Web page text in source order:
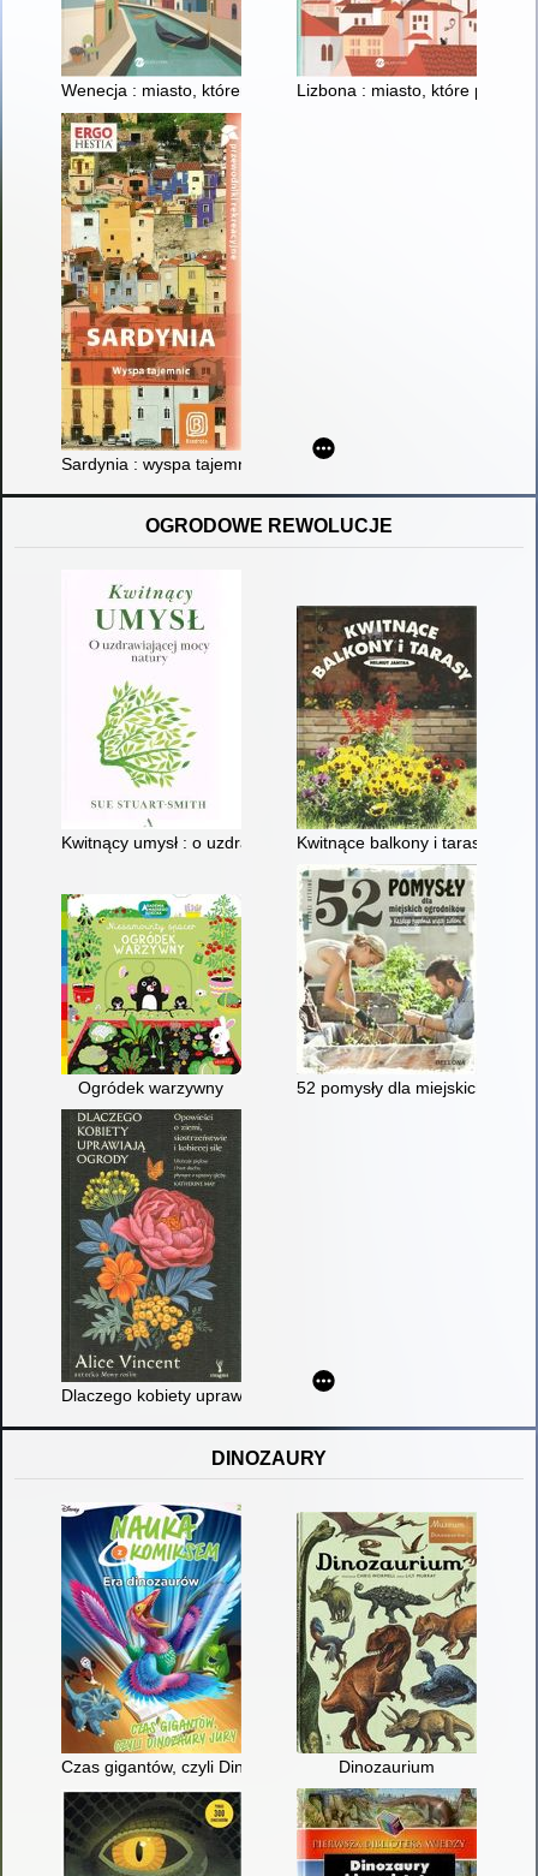
Wenecja : miasto, któremu się powodziLizbona : miasto, które przytula
Sardynia : wyspa tajemnic
OGRODOWE REWOLUCJE
Kwitnący umysł : o uzdrawiającej mocy natury
Kwitnące balkony i tarasy
Ogródek warzywny 52 pomysły dla miejskich
Dlaczego kobiety uprawiają ogrody : opowieści o ziemi,
DINOZAURY
Czas gigantów, czyli Dinozaury jury Dinozaurium